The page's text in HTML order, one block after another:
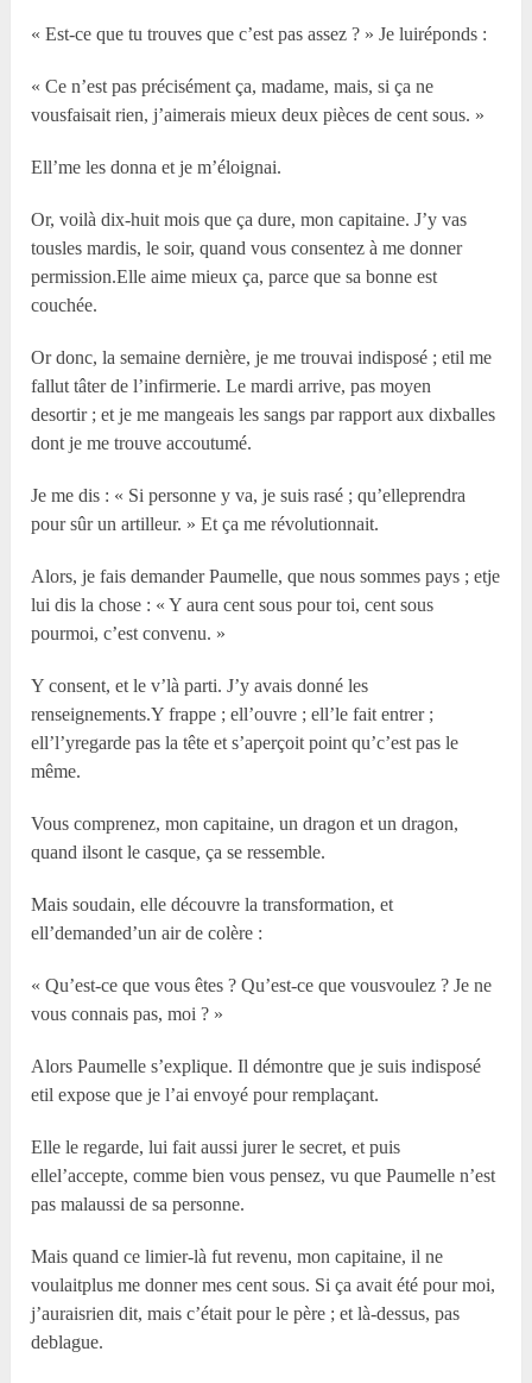
« Est-ce que tu trouves que c’est pas assez ? » Je luiréponds :
« Ce n’est pas précisément ça, madame, mais, si ça ne
vousfaisait rien, j’aimerais mieux deux pièces de cent sous. »
Ell’me les donna et je m’éloignai.
Or, voilà dix-huit mois que ça dure, mon capitaine. J’y vas
tousles mardis, le soir, quand vous consentez à me donner
permission.Elle aime mieux ça, parce que sa bonne est
couchée.
Or donc, la semaine dernière, je me trouvai indisposé ; etil me
fallut tâter de l’infirmerie. Le mardi arrive, pas moyen
desortir ; et je me mangeais les sangs par rapport aux dixballes
dont je me trouve accoutumé.
Je me dis : « Si personne y va, je suis rasé ; qu’elleprendra
pour sûr un artilleur. » Et ça me révolutionnait.
Alors, je fais demander Paumelle, que nous sommes pays ; etje
lui dis la chose : « Y aura cent sous pour toi, cent sous
pourmoi, c’est convenu. »
Y consent, et le v’là parti. J’y avais donné les
renseignements.Y frappe ; ell’ouvre ; ell’le fait entrer ;
ell’l’yregarde pas la tête et s’aperçoit point qu’c’est pas le
même.
Vous comprenez, mon capitaine, un dragon et un dragon,
quand ilsont le casque, ça se ressemble.
Mais soudain, elle découvre la transformation, et
ell’demanded’un air de colère :
« Qu’est-ce que vous êtes ? Qu’est-ce que vousvoulez ? Je ne
vous connais pas, moi ? »
Alors Paumelle s’explique. Il démontre que je suis indisposé
etil expose que je l’ai envoyé pour remplaçant.
Elle le regarde, lui fait aussi jurer le secret, et puis
ellel’accepte, comme bien vous pensez, vu que Paumelle n’est
pas malaussi de sa personne.
Mais quand ce limier-là fut revenu, mon capitaine, il ne
voulaitplus me donner mes cent sous. Si ça avait été pour moi,
j’auraisrien dit, mais c’était pour le père ; et là-dessus, pas
deblague.